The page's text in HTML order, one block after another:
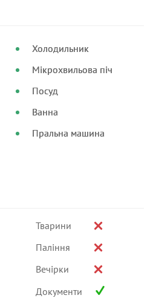
Холодильник
Мікрохвильова піч
Посуд
Ванна
Пральна машина
Тварини
Паління
Вечірки
Документи